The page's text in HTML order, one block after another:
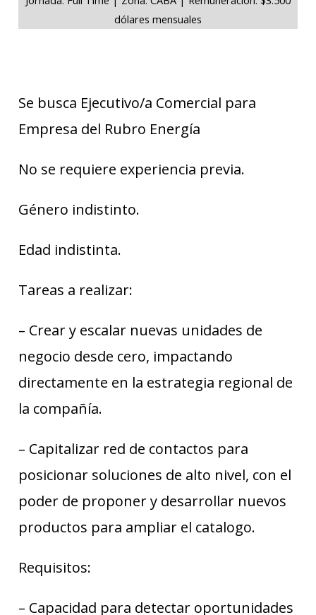
dólares mensuales
Se busca Ejecutivo/a Comercial para
Empresa del Rubro Energía
No se requiere experiencia previa.
Género indistinto.
Edad indistinta.
Tareas a realizar:
– Crear y escalar nuevas unidades de
negocio desde cero, impactando
directamente en la estrategia regional de
la compañía.
– Capitalizar red de contactos para
posicionar soluciones de alto nivel, con el
poder de proponer y desarrollar nuevos
productos para ampliar el catalogo.
Requisitos:
– Capacidad para detectar oportunidades